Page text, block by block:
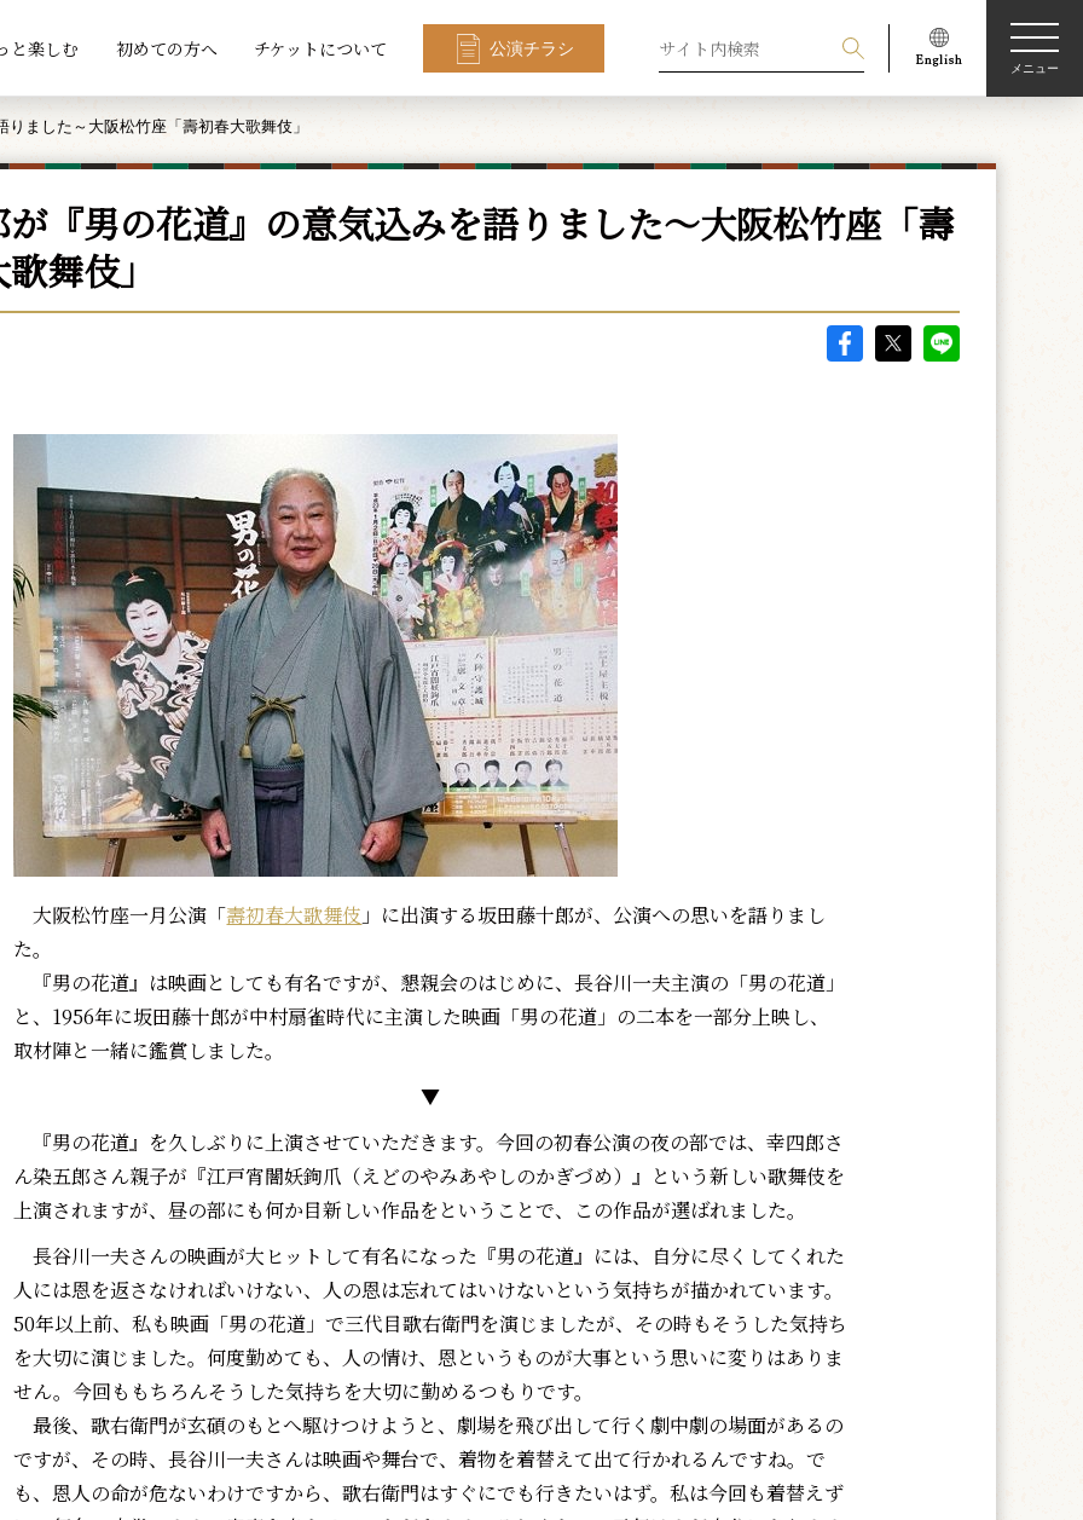
と楽しむ 初めての方へ チケットについて 公演チラシ
メニュー
ました～大阪松竹座「壽初春大歌舞伎」
『男の花道』の意気込みを語りました～大阪松竹座「壽
舞伎」
大阪松竹座一月公演「壽初春大歌舞伎 」に出演する坂田藤十郎が、公演への思いを語りまし
た。
『男の花道』は映画としても有名ですが、懇親会のはじめに、長谷川一夫主演の「男の花道」
と、1956年に坂田藤十郎が中村扇雀時代に主演した映画「男の花道」の二本を一部分上映し、
取材陣と一緒に鑑賞しました。
▼
『男の花道』を久しぶりに上演させていただきます。今回の初春公演の夜の部では、幸四郎さ
ん染五郎さん親子が『江戸宵闇妖鉤爪（えどのやみあやしのかぎづめ）』という新しい歌舞伎を
上演されますが、昼の部にも何か目新しい作品をということで、この作品が選ばれました。
長谷川一夫さんの映画が大ヒットして有名になった『男の花道』には、自分に尽くしてくれた
人には恩を返さなければいけない、人の恩は忘れてはいけないという気持ちが描かれています。
50年以上前、私も映画「男の花道」で三代目歌右衛門を演じましたが、その時もそうした気持ち
を大切に演じました。何度勤めても、人の情け、恩というものが大事という思いに変りはありま
せん。今回ももちろんそうした気持ちを大切に勤めるつもりです。
最後、歌右衛門が玄碩のもとへ駆けつけようと、劇場を飛び出して行く劇中劇の場面があるの
ですが、その時、長谷川一夫さんは映画や舞台で、着物を着替えて出て行かれるんですね。で
も、恩人の命が危ないわけですから、歌右衛門はすぐにでも行きたいはず。私は今回も着替えず